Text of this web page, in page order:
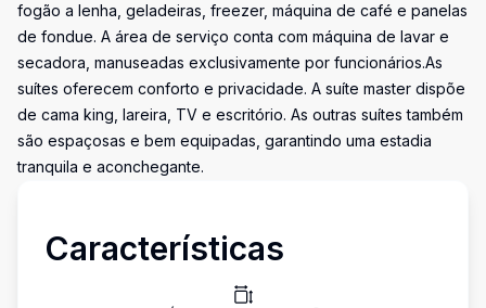
fogão a lenha, geladeiras, freezer, máquina de café e panelas
de fondue. A área de serviço conta com máquina de lavar e
secadora, manuseadas exclusivamente por funcionários.As
suítes oferecem conforto e privacidade. A suíte master dispõe
de cama king, lareira, TV e escritório. As outras suítes também
são espaçosas e bem equipadas, garantindo uma estadia
tranquila e aconchegante.
Características